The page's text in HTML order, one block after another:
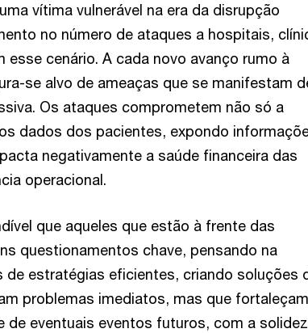
vítima vulnerável na era da disrupção
no número de ataques a hospitais,
cenário. A cada novo avanço rumo à
se alvo de ameaças que se manifestam
Os ataques comprometem não só a
dados dos pacientes, expondo
negativamente a saúde financeira das
operacional.
que aqueles que estão à frente das
questionamentos chave, pensando na
de estratégias eficientes, criando soluções
problemas imediatos, mas que
de eventuais eventos futuros, com a